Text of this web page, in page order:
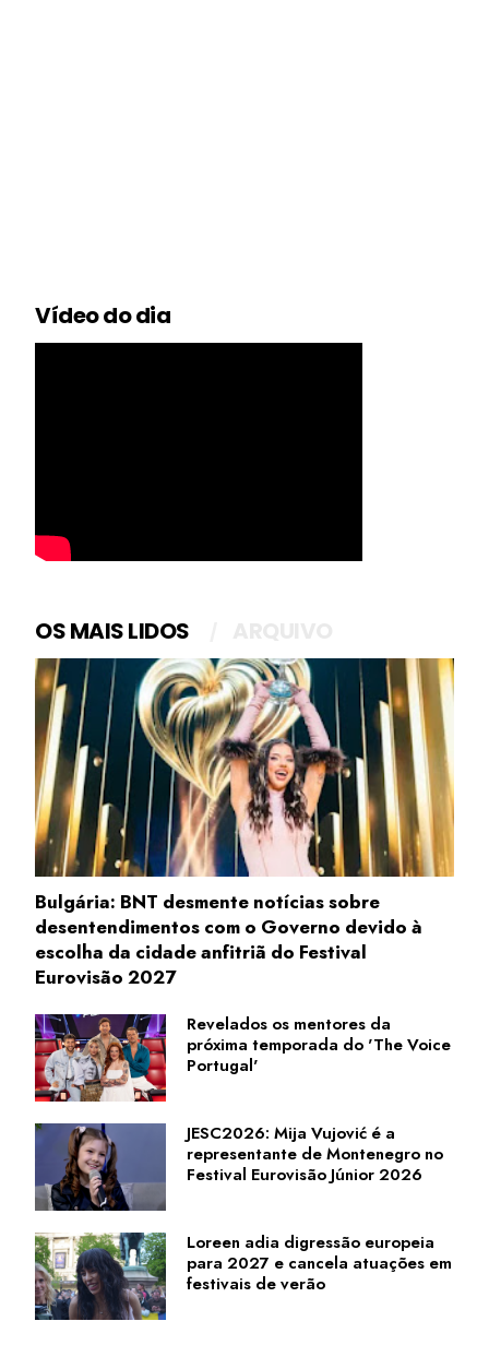
Vídeo do dia
OS MAIS LIDOS
Bulgária: BNT desmente notícias sobre
desentendimentos com o Governo devido à
escolha da cidade anfitriã do Festival
Eurovisão 2027
Revelados os mentores da
próxima temporada do 'The Voice
Portugal'
JESC2026: Mija Vujović é a
representante de Montenegro no
Festival Eurovisão Júnior 2026
Loreen adia digressão europeia
para 2027 e cancela atuações em
festivais de verão